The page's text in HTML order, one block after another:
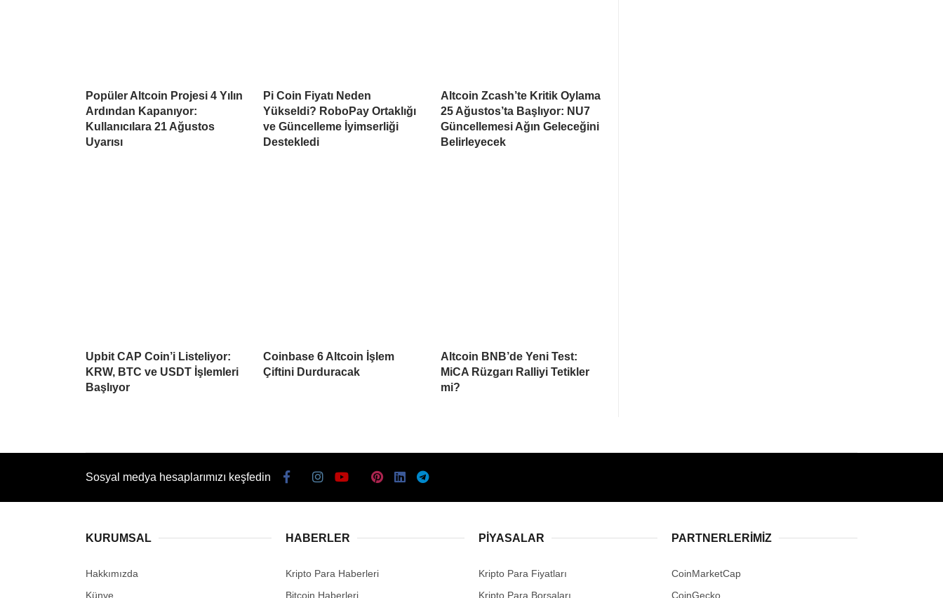
Popüler Altcoin Projesi 4 Yılın
Ardından Kapanıyor:
Kullanıcılara 21 Ağustos
Uyarısı
Pi Coin Fiyatı Neden
Yükseldi? RoboPay Ortaklığı
ve Güncelleme İyimserliği
Destekledi
Altcoin Zcash’te Kritik Oylama
25 Ağustos’ta Başlıyor: NU7
Güncellemesi Ağın Geleceğini
Belirleyecek
Upbit CAP Coin’i Listeliyor:
KRW, BTC ve USDT İşlemleri
Başlıyor
Coinbase 6 Altcoin İşlem
Çiftini Durduracak
Altcoin BNB’de Yeni Test:
MiCA Rüzgarı Ralliyi Tetikler
mi?
Sosyal medya hesaplarımızı keşfedin
KURUMSAL
Hakkımızda
Künye
HABERLER
Kripto Para Haberleri
Bitcoin Haberleri
PIYASALAR
Kripto Para Fiyatları
Kripto Para Borsaları
PARTNERLERIMIZ
CoinMarketCap
CoinGecko